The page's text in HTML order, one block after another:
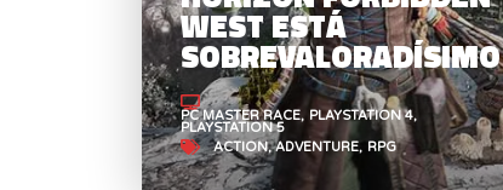
WEST ESTÁ
SOBREVALORADÍSIMO
PC MASTER RACE PLAYSTATION 4
PLAYSTATION 5
ACTION ADVENTURE RPG